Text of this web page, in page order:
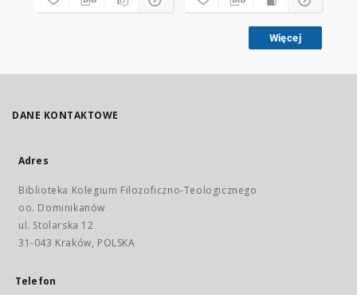
Więcej
DANE KONTAKTOWE
Adres
Biblioteka Kolegium Filozoficzno-Teologicznego
oo. Dominikanów
ul. Stolarska 12
31-043 Kraków, POLSKA
Telefon